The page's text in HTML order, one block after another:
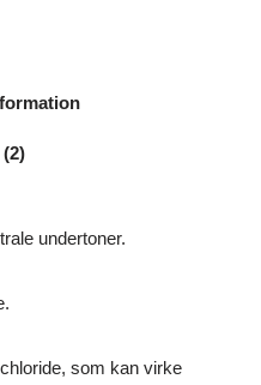
undertoner.
som kan virke